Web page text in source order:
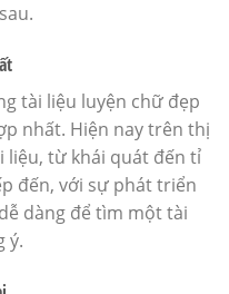
tài liệu luyện chữ đẹp
nhất. Hiện nay trên thị
từ khái quát đến tỉ
đến, với sự phát triển
dàng để tìm một tài
ý.